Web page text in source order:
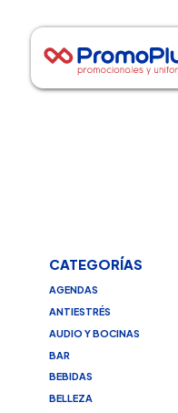
CATEGORÍAS
AGENDAS
ANTIESTRÉS
AUDIO Y BOCINAS
BAR
BEBIDAS
BELLEZA